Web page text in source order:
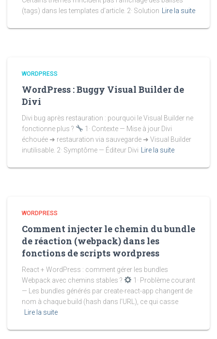
(tags) dans les templates d’article. 2· Solution
Lire la suite
WORDPRESS
WordPress : Buggy Visual Builder de
Divi
Divi bug après restauration : pourquoi le Visual Builder ne
fonctionne plus ?
1· Contexte — Mise à jour Divi
échouée ➜ restauration via sauvegarde ➜ Visual Builder
inutilisable. 2· Symptôme — Éditeur Divi
Lire la suite
WORDPRESS
Comment injecter le chemin du bundle
de réaction (webpack) dans les
fonctions de scripts wordpress
React + WordPress : comment gérer les bundles
Webpack avec chemins stables ?
1· Problème courant
— Les bundles générés par create-react-app changent de
nom à chaque build (hash dans l’URL), ce qui casse
Lire la suite